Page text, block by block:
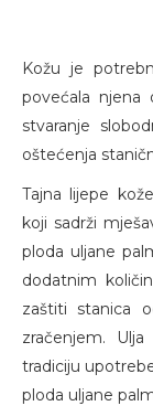
Kožu je
povećala njena
stvaranje
oštećenja
Tajna lijepe
koji sadrži
ploda uljane
dodatnim
zaštiti stanica
zračenjem.
tradiciju
ploda uljane